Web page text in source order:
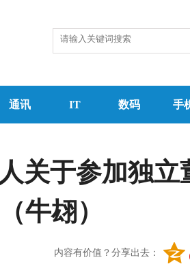
通讯 IT 数码 手
关于参加独立
牛翃）
内容有价值？分享出去：